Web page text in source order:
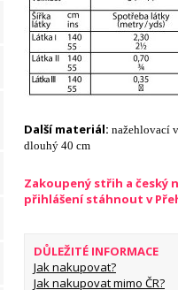
Další materiál: nažehlovací
dlouhý 40 cm
Zakoupený střih a český
přihlášení stáhnout v
DŮLEŽITÉ INFORMACE
Jak nakupovat?
Jak nakupovat mimo ČR?